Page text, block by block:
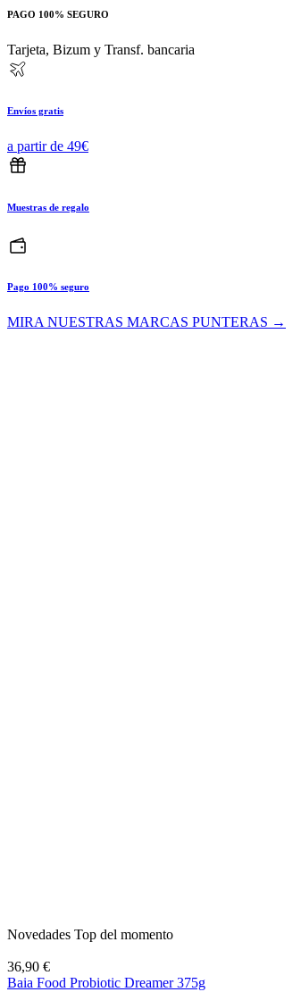
PAGO 100% SEGURO
Tarjeta, Bizum y Transf. bancaria
Envíos gratis
a partir de 49€
Muestras de regalo
Pago 100% seguro
MIRA NUESTRAS MARCAS PUNTERAS →
Novedades Top del momento
36,90 €
Baia Food Probiotic Dreamer 375g